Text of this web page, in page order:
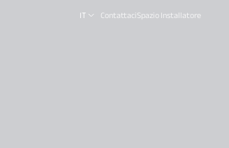
IT ContattaciSpazio Installatore